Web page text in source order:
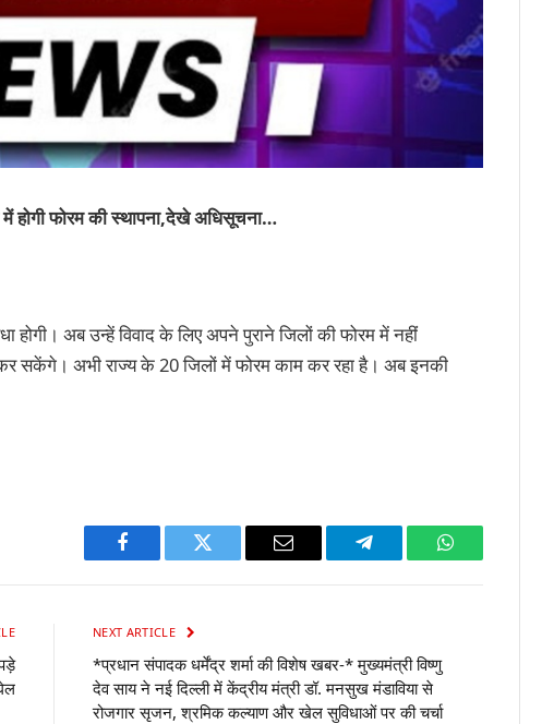
होगी फोरम की स्‍थापना,देखे अधिसूचना…
अब उन्‍हें विवाद के लिए अपने पुराने जिलों की फोरम में नहीं
सकेंगे। अभी राज्‍य के 20 जिलों में फोरम काम कर रहा है। अब इनकी
Facebook Twitter Email Telegram WhatsApp
NEXT ARTICLE
*प्रधान संपादक धर्मेंद्र शर्मा की विशेष खबर-* मुख्यमंत्री विष्णु
देव साय ने नई दिल्ली में केंद्रीय मंत्री डॉ. मनसुख मंडाविया से
रोजगार सृजन, श्रमिक कल्याण और खेल सुविधाओं पर की चर्चा